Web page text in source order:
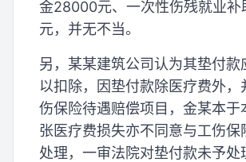
金28000元、一次性伤残就业
元，并无不当。
另，某某建筑公司认为其垫付款
以扣除，因垫付款除医疗费外，
伤保险待遇赔偿项目，金某本于
张医疗费损失亦不同意与工伤保
处理，一审法院对垫付款未予处